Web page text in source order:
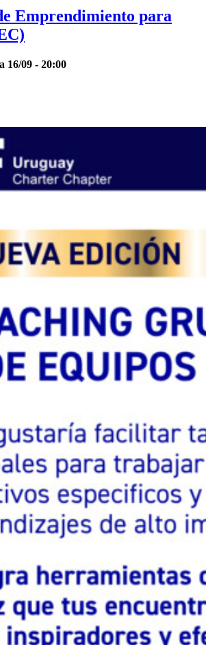
Emprendimiento para
16/09 - 20:00